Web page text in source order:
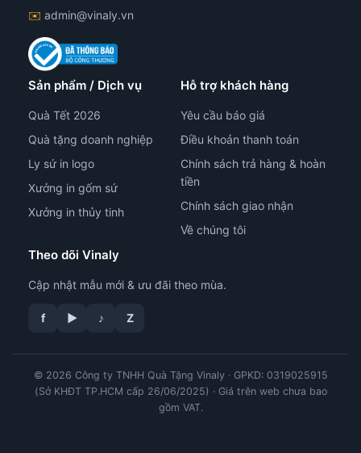
✉️ admin@vinaly.vn
Sản phẩm / Dịch vụ
Quà Tết 2026
Quà tặng doanh nghiệp
Ly sứ in logo
Xưởng in gốm sứ
Xưởng in thủy tinh
Hỗ trợ khách hàng
Yêu cầu báo giá
Điều khoản thanh toán
Chính sách trả hàng & hoàn
tiền
Chính sách giao nhận
Về chúng tôi
Theo dõi Vinaly
Cập nhật mẫu mới & ưu đãi theo mùa.
f ▶ ♪ Z
© 2026 Công ty TNHH Quà Tặng Vinaly · GPKD: 0319025915
(Sở KHĐT TP.HCM cấp 26/06/2025) · Giá trên web chưa bao
gồm VAT.